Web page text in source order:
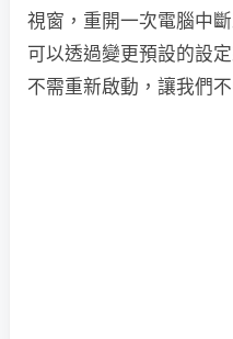
視窗，重開一次電腦中
可以透過變更預設的設
不需重新啟動，讓我們